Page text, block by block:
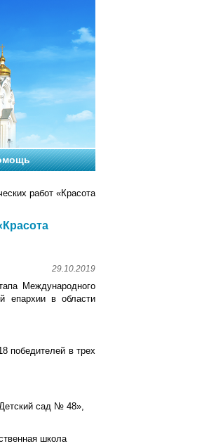
работ «Красота
29.10.2019
Международного
епархии в области
победителей в трех
сад № 48»,
школа